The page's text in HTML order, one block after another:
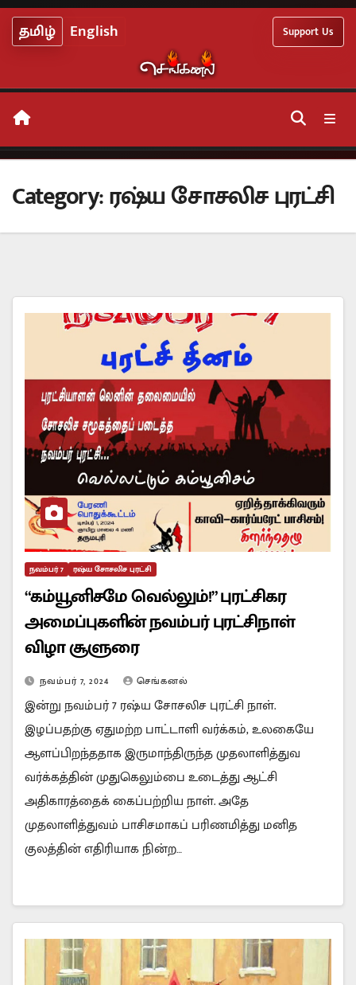
Skip
to தமிழ் English Support Us
Category:ரஷ்ய சோசலிச புரட்சி
நவம்பர் 7 ரஷ்ய சோசலிச புரட்சி
“கம்யூனிசமே வெல்லும்!” புரட்சிகர
அமைப்புகளின் நவம்பர் புரட்சிநாள்
விழா சூளுரை
நவம்பர் 7, 2024 செங்கனல்
இன்று நவம்பர் 7 ரஷ்ய சோசலிச புரட்சி நாள்.
இழப்பதற்கு ஏதுமற்ற பாட்டாளி வர்க்கம், உலகையே
ஆளப்பிறந்ததாக இருமாந்திருந்த முதலாளித்துவ
வர்க்கத்தின் முதுகெலும்பை உடைத்து ஆட்சி
அதிகாரத்தைக் கைப்பற்றிய நாள். அதே
முதலாளித்துவம் பாசிசமாகப் பரிணமித்து மனித
குலத்தின் எதிரியாக நின்ற…